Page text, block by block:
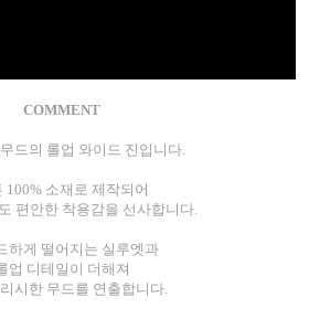
COMMENT
드의 롤업 와이드 진입니다.
100% 소재로 제작되어
편안한 착용감을 선사합니다.
하게 떨어지는 실루엣과
업 디테일이 더해져
시한 무드를 연출합니다.